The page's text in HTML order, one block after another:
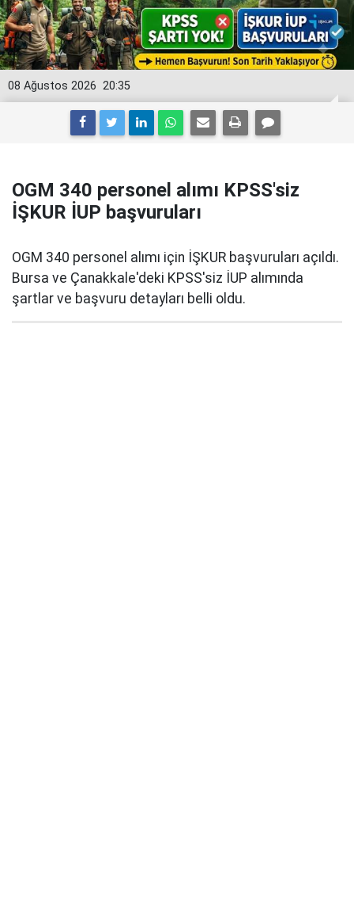
20:35
08 Ağustos 2026
OGM 340 personel alımı KPSS'siz
İŞKUR İUP başvuruları
OGM 340 personel alımı için İŞKUR başvuruları açıldı.
Bursa ve Çanakkale'deki KPSS'siz İUP alımında
şartlar ve başvuru detayları belli oldu.